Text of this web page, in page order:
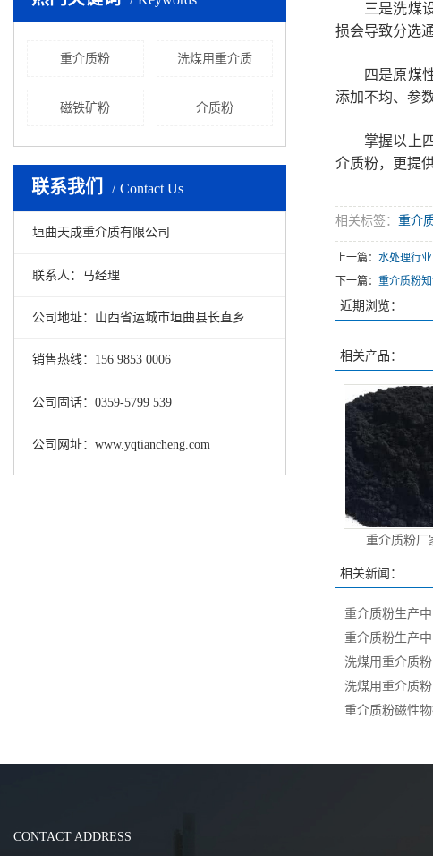
重介质粉 洗煤用重介质
磁铁矿粉 介质粉
联系我们 Contact Us
垣曲天成重介质有限公司
联系人：马经理
公司地址：山西省运城市垣曲县长直乡
销售热线：156 9853 0006
公司固话：0359-5799 539
公司网址：www.yqtiancheng.com
三是洗煤设
损会导致分选
四是原煤性
添加不均、参
掌握以上四
介质粉，更提
相关标签： 重介
上一篇： 水处理行
下一篇： 重介质粉
近期浏览：
相关产品：
重介质粉厂
相关新闻：
重介质粉生产
重介质粉生产
洗煤用重介质
洗煤用重介质
重介质粉磁性
CONTACT ADDRESS